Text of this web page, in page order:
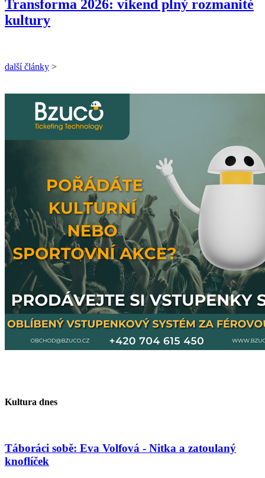
Transforma 2026: víkend plný rozmanité
kultury
další články >
Kultura dnes
Táboráci sobě: Eva Volfová - Nitka a zatoulaný
knoflíček